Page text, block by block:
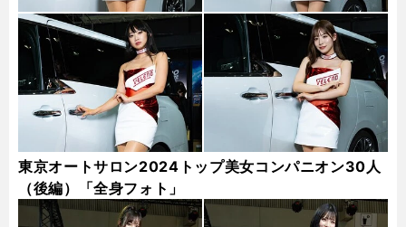
東京オートサロン2024トップ美女コンパニオン30人
（後編）「全身フォト」